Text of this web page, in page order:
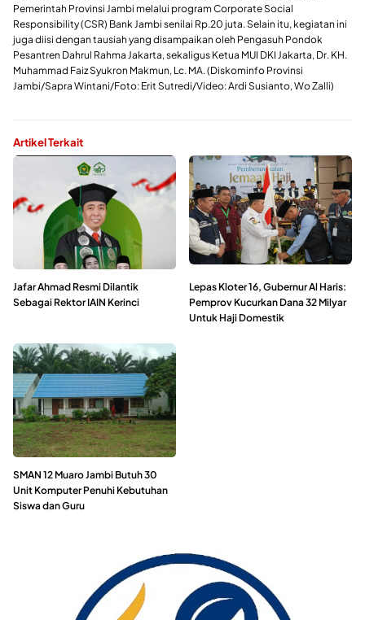
Pemerintah Provinsi Jambi melalui program Corporate Social
Responsibility (CSR) Bank Jambi senilai Rp.20 juta. Selain itu, kegiatan ini
juga diisi dengan tausiah yang disampaikan oleh Pengasuh Pondok
Pesantren Dahrul Rahma Jakarta, sekaligus Ketua MUI DKI Jakarta, Dr. KH.
Muhammad Faiz Syukron Makmun, Lc. MA. (Diskominfo Provinsi
Jambi/Sapra Wintani/Foto: Erit Sutredi/Video: Ardi Susianto, Wo Zalli)
Artikel Terkait
Jafar Ahmad Resmi Dilantik
Sebagai Rektor IAIN Kerinci
Lepas Kloter 16, Gubernur Al Haris:
Pemprov Kucurkan Dana 32 Milyar
Untuk Haji Domestik
SMAN 12 Muaro Jambi Butuh 30
Unit Komputer Penuhi Kebutuhan
Siswa dan Guru